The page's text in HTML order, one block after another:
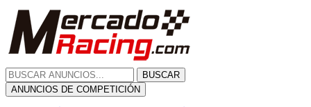
BUSCAR
ANUNCIOS DE COMPETICIÓN